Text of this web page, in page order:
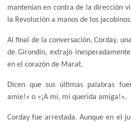
mantenían en contra de la dirección
la Revolución a manos de los
Al final de la conversación, Corday,
de Girondin, extrajo
en el corazón de Marat.
Dicen que sus últimas palabras
amie!» o «¡A mí, mi querida amiga!».
Corday fue arrestada. Aunque en el